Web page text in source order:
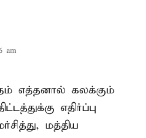
am
எத்தனால் கலக்கும்
எதிர்ப்பு
மத்திய